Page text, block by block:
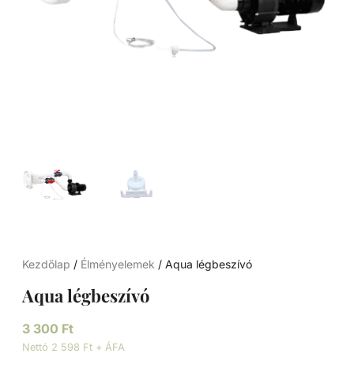
Kezdőlap / Élményelemek / Aqua légbeszívó
Aqua légbeszívó
3 300 Ft
Nettó 2 598 Ft + ÁFA